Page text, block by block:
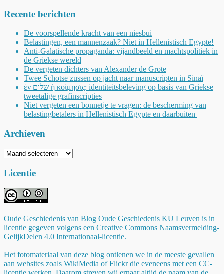
Recente berichten
De voorspellende kracht van een niesbui
Belastingen, een mannenzaak? Niet in Hellenistisch Egypte!
Anti-Galatische propaganda: vijandbeeld en machtspolitiek in
de Griekse wereld
De vergeten dichters van Alexander de Grote
Twee Schotse zussen op jacht naar manuscripten in Sinaï
ἐν שלום ἡ κοίμησις: identiteitsbeleving op basis van Griekse
tweetalige grafinscripties
Niet vergeten een bonnetje te vragen: de bescherming van
belastingbetalers in Hellenistisch Egypte en daarbuiten
Archieven
Archieven
Licentie
Oude Geschiedenis van Blog Oude Geschiedenis KU Leuven is in
licentie gegeven volgens een Creative Commons Naamsvermelding-
GelijkDelen 4.0 Internationaal-licentie.
Het fotomateriaal van deze blog ontlenen we in de meeste gevallen
aan websites zoals WikiMedia of Flickr die eveneens met een CC-